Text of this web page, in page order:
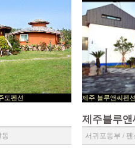
- 제주도펜션
동
제주 블루앤
제주블루앤
서귀포동부 / 펜